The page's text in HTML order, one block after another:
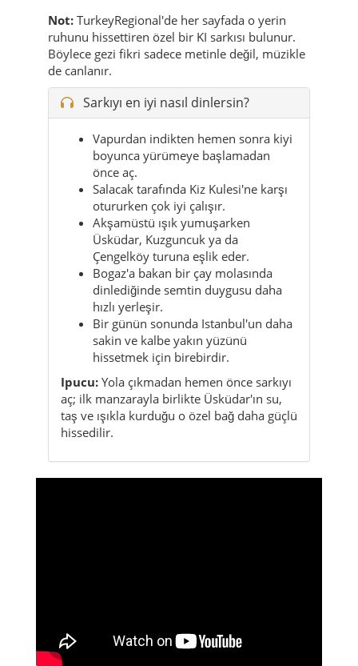
Sarkıyı en iyi nasıl dinlersin?
Vapurdan indikten hemen sonra kiyi
boyunca yürümeye başlamadan
önce aç.
Salacak tarafında Kiz Kulesi'ne karşı
otururken çok iyi çalışır.
Akşamüstü ışık yumuşarken
Üsküdar, Kuzguncuk ya da
Çengelköy turuna eşlik eder.
Bogaz'a bakan bir çay molasında
dinlediğinde semtin duygusu daha
hızlı yerleşir.
Bir günün sonunda Istanbul'un daha
sakin ve kalbe yakın yüzünü
hissetmek için birebirdir.
Ipucu:Yola çıkmadan hemen önce sarkıyı
aç; ilk manzarayla birlikte Üsküdar'ın su,
taş ve ışıkla kurduğu o özel bağ daha güçlü
hissedilir.
Istanbul'un en derin semt duygularından birini
taşıyan bir ilçe.